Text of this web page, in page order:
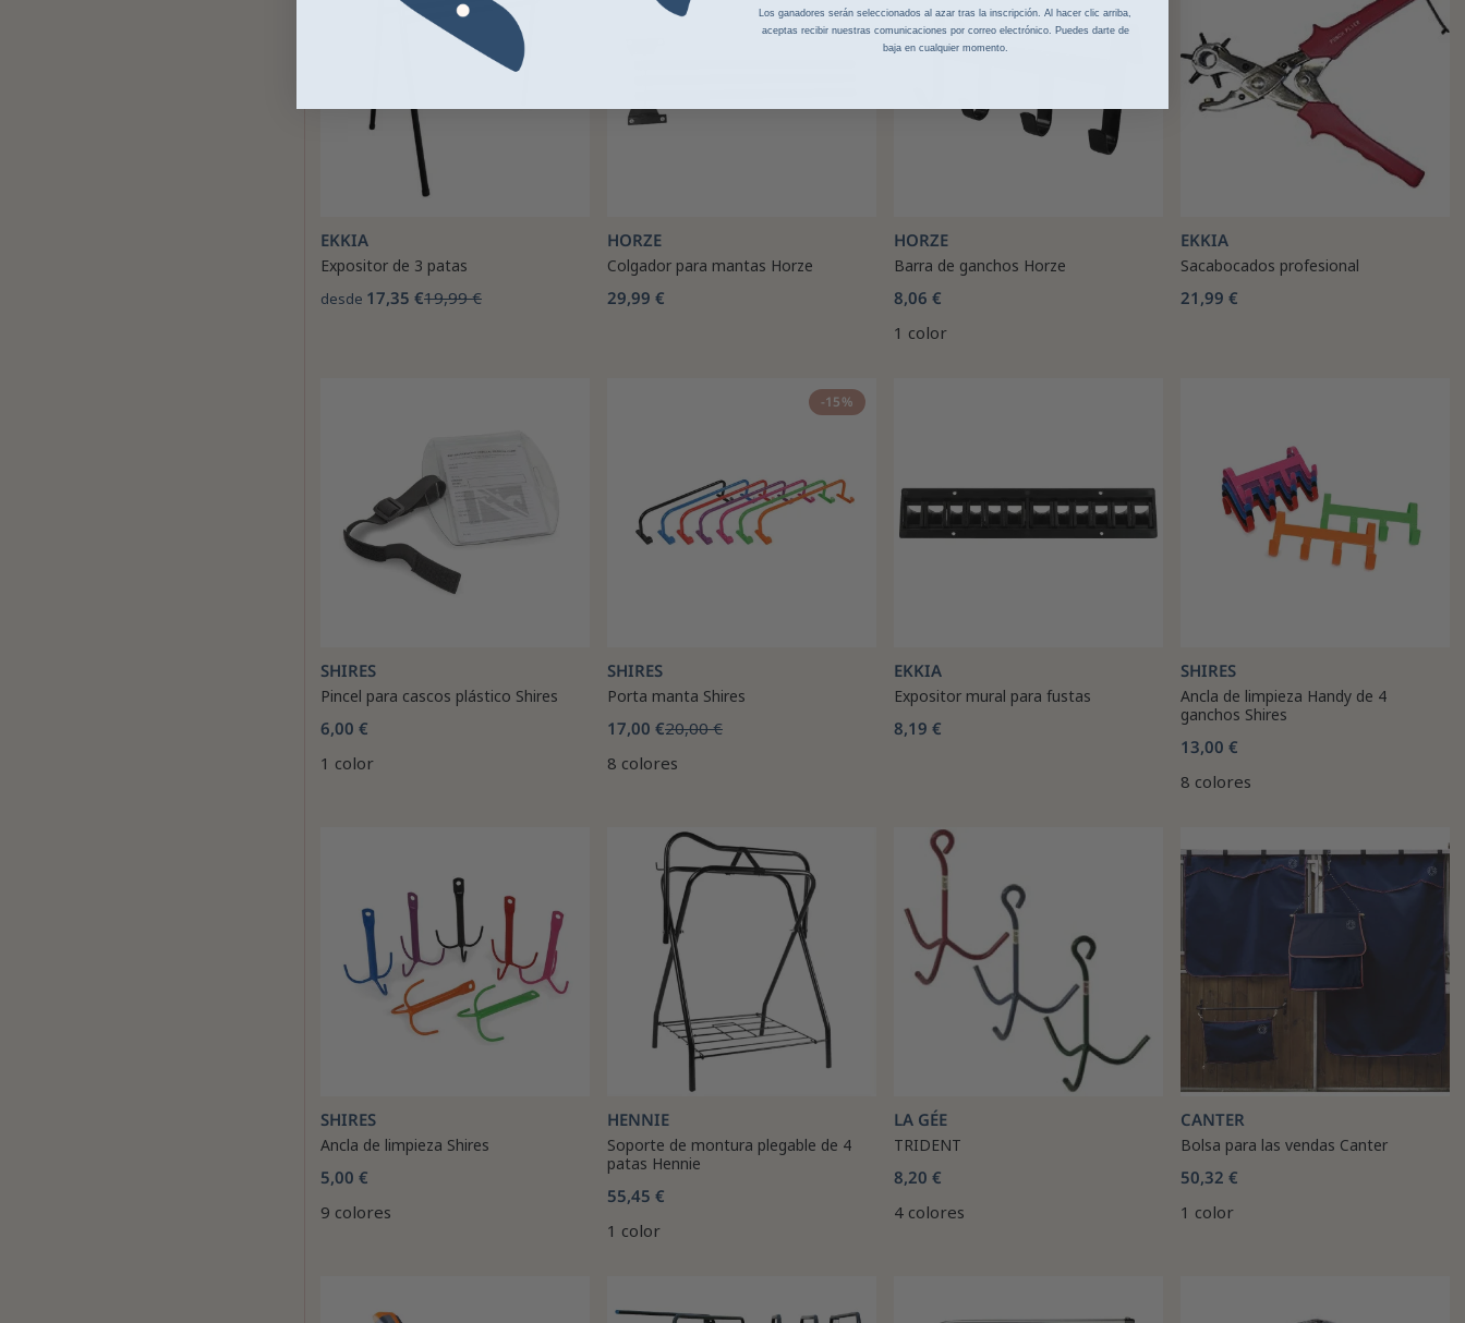
EKKIA
Expositor de 3 patas
desde 17,35 €19,99 €
HORZE
Colgador para mantas Horze
29,99 €
HORZE
Barra de ganchos Horze
8,06 €
1 color
EKKIA
Sacabocados profesional
21,99 €
SHIRES
Pincel para cascos plástico Shires
6,00 €
1 color
-15%
SHIRES
Porta manta Shires
17,00 €20,00 €
8 colores
EKKIA
Expositor mural para fustas
8,19 €
SHIRES
Ancla de limpieza Handy de 4
ganchos Shires
13,00 €
8 colores
SHIRES
Ancla de limpieza Shires
5,00 €
9 colores
HENNIE
Soporte de montura plegable de 4
patas Hennie
55,45 €
1 color
LA GÉE
TRIDENT
8,20 €
4 colores
CANTER
Bolsa para las vendas Canter
50,32 €
1 color
Los ganadores serán seleccionados al azar tras la inscripción. Al hacer clic arriba,
aceptas recibir nuestras comunicaciones por correo electrónico. Puedes darte de
baja en cualquier momento.